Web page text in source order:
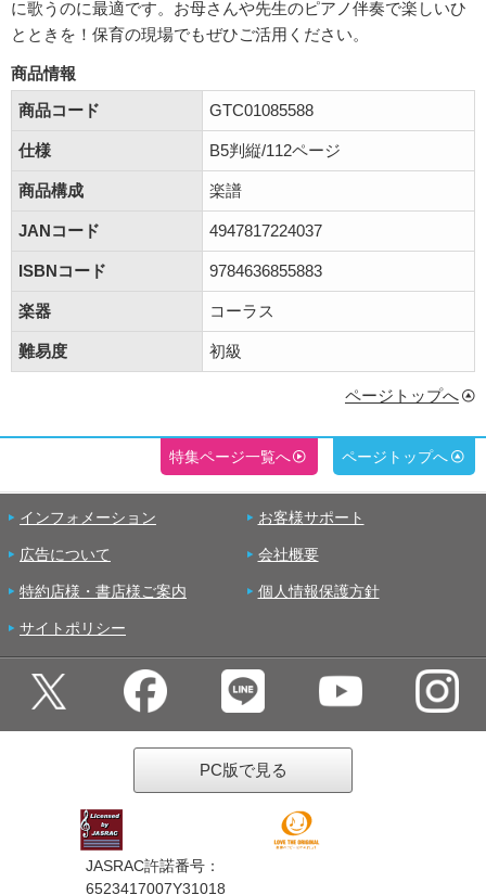
に歌うのに最適です。お母さんや先生のピアノ伴奏で楽しいひ
とときを！保育の現場でもぜひご活用ください。
商品情報
商品コード
GTC01085588
仕様 B5判縦/112ページ
商品構成 楽譜
JANコード 4947817224037
ISBNコード 9784636855883
楽器 コーラス
難易度 初級
ページトップへ
特集ページ一覧へ ページトップへ
インフォメーション お客様サポート
広告について 会社概要
特約店様・書店様ご案内 個人情報保護方針
サイトポリシー
PC版で見る
JASRAC許諾番号：
6523417007Y31018